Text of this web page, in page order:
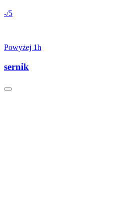
-/5
Powyżej 1h
sernik